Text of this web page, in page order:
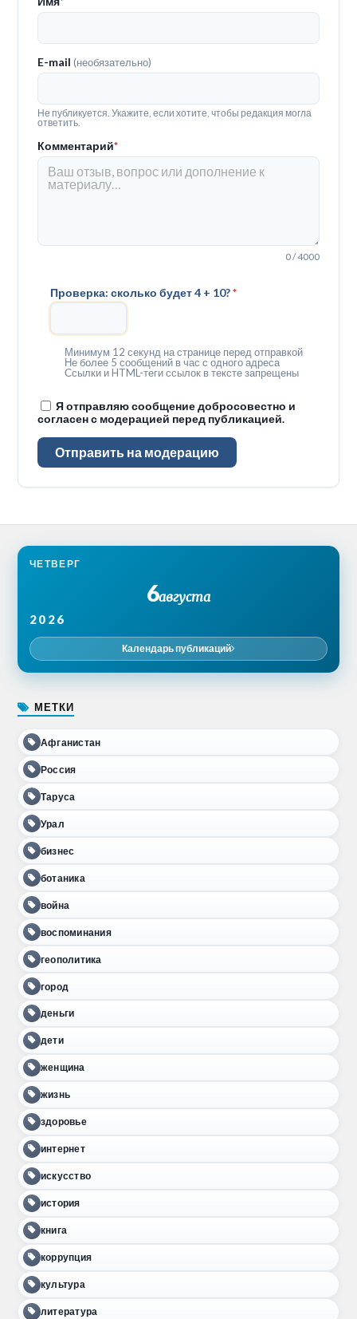
E-mail(необязательно)
Не публикуется. Укажите, если хотите, чтобы редакция могла
ответить.
Комментарий*
0 / 4000
Проверка: сколько будет 4 + 10?*
Минимум 12 секунд на странице перед отправкой
Не более 5 сообщений в час с одного адреса
Ссылки и HTML-теги ссылок в тексте запрещены
Я отправляю сообщение добросовестно и
согласен с модерацией перед публикацией.
Отправить на модерацию
ЧЕТВЕРГ
6августа
2026
Календарь публикаций
МЕТКИ
Афганистан
Россия
Таруса
Урал
бизнес
ботаника
война
воспоминания
геополитика
город
деньги
дети
женщина
жизнь
здоровье
интернет
искусство
история
книга
коррупция
культура
литература